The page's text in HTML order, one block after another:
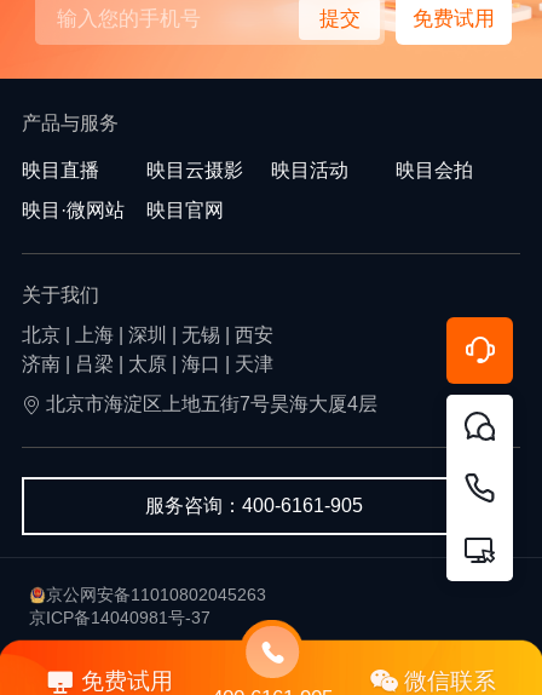
提交 免费试用
产品与服务
映目直播 映目云摄影 映目活动
映目会拍
映目·微网站
映目官网
关于我们
北京 | 上海 | 深圳 | 无锡 | 西安
济南 | 吕梁 | 太原 | 海口 | 天津
北京市海淀区上地五街7号昊海大厦4层
服务咨询：400-6161-905
京公网安备11010802045263
京ICP备14040981号-37
Copyright © 2013-2026 北京韦尔科技有限公司-映目 版权所有
免费试用 微信联系